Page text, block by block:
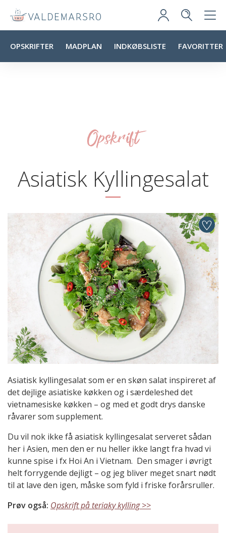
OPSKRIFTER MADPLAN INDKØBSLISTE FAVORITTER
Opskrift
Asiatisk Kyllingesalat
Asiatisk kyllingesalat som er en skøn salat inspireret af
det dejlige asiatiske køkken og i særdeleshed det
vietnamesiske køkken – og med et godt drys danske
råvarer som supplement.
Du vil nok ikke få asiatisk kyllingesalat serveret sådan
her i Asien, men den er nu heller ikke langt fra hvad vi
kunne spise i fx Hoi An i Vietnam. Den smager i øvrigt
helt forrygende dejligt – og jeg bliver meget snart nødt
til at lave den igen, måske som fyld i friske forårsruller.
Prøv også: Opskrift på teriaky kylling >>